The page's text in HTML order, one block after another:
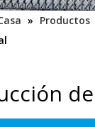
» Productos